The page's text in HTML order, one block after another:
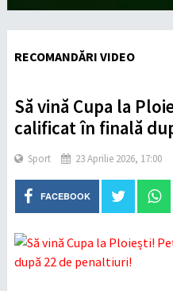
RECOMANDĂRI VIDEO
Să vină Cupa la
calificat în finală
Sport 23 Aprilie 2026, 17:00
FACEBOOK